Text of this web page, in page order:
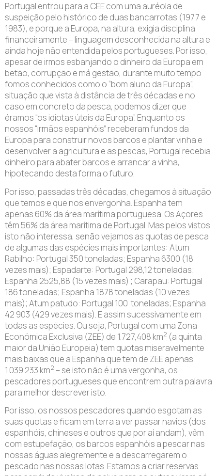
Portugal entrou para a CEE com uma auréola de
suspeição pelo histórico de duas bancarrotas (1977 e
1983), e porque a Europa, na altura, exigia disciplina
financeiramente – linguagem desconhecida na altura e
ainda hoje não entendida pelos portugueses. Por isso,
apesar de irmos esbanjando o dinheiro da Europa em
betão, corrupção e má gestão, durante muito tempo
fomos conhecidos como o “bom aluno da Europa”,
situação que vista à distância de três décadas e no
caso em concreto da pesca, podemos dizer que
éramos “os idiotas úteis da Europa”. Enquanto os
nossos “irmãos espanhóis” receberam fundos da
Europa para construir novos barcos e plantar vinha e
desenvolver a agricultura e as pescas, Portugal recebia
dinheiro para abater barcos e arrancar a vinha,
hipotecando desta forma o futuro.
Por isso, passadas três décadas, chegamos à situação
que temos e que nos envergonha. Espanha tem
apenas 60% da área marítima portuguesa. Os Açores
têm 56% da área marítima de Portugal. Mas pelos vistos
isto não interessa, senão vejamos as quotas de pesca
de algumas das espécies mais importantes: Atum
Rabilho: Portugal 350 toneladas; Espanha 6300 (18
vezes mais); Espadarte: Portugal 298,12 toneladas;
Espanha 2525,88 (15 vezes mais) ; Carapau: Portugal
186 toneladas; Espanha 1878 toneladas (10 vezes
mais); Atum patudo: Portugal 100 toneladas; Espanha
42 903 (429 vezes mais). E assim sucessivamente em
todas as espécies. Ou seja, Portugal com uma Zona
Económica Exclusiva (ZEE) de 1.727,408 km2 (a quinta
maior da União Europeia) tem quotas miseravelmente
mais baixas que a Espanha que tem de ZEE apenas
1.039.233 km2 – se isto não é uma vergonha, os
pescadores portugueses que encontrem outra palavra
para melhor descrever isto.
Por isso, os nossos pescadores quando esgotam as
suas quotas e ficam em terra a ver passar navios (dos
espanhóis, chineses e outros que por aí andam), vêm
com estupefação, os barcos espanhóis a pescar nas
nossas águas alegremente e a descarregarem o
pescado nas nossas lotas. Estamos a criar reservas